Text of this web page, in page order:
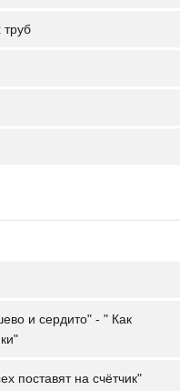
и сердито" - " Как
поставят на счётчик"